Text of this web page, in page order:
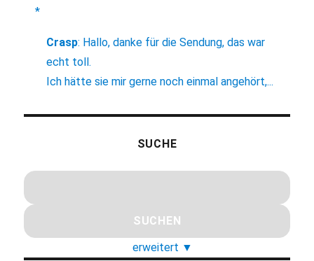
*
Crasp: Hallo, danke für die Sendung, das war
echt toll.
Ich hätte sie mir gerne noch einmal angehört,...
SUCHE
erweitert ▼